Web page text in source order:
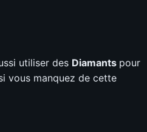
utiliser des Diamants pour
vous manquez de cette